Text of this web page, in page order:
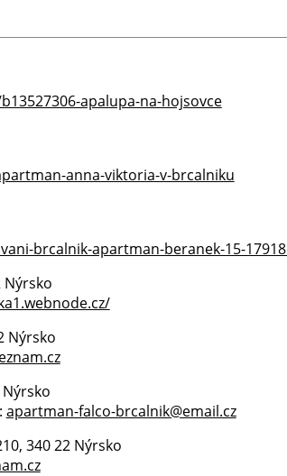
apalupa-na-hojsovce
anna-viktoria-v-brcalniku
brcalnik-apartman-beranek-15-
Nýrsko
Nýrsko
apartman-falco-brcalnik@email.cz
340 22 Nýrsko